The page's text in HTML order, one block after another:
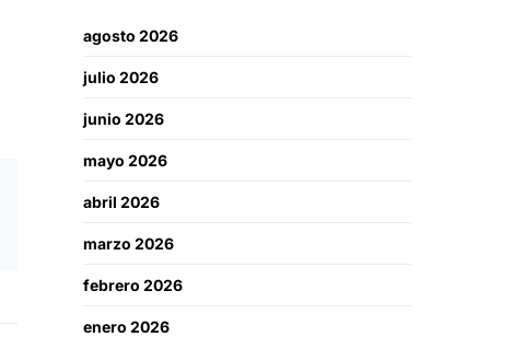
agosto 2026
julio 2026
junio 2026
mayo 2026
abril 2026
marzo 2026
febrero 2026
enero 2026